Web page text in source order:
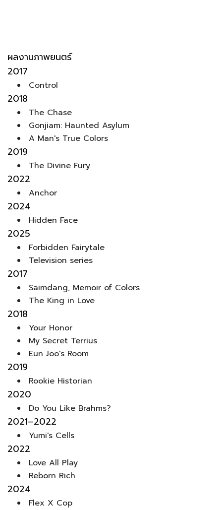
ผลงานภาพยนตร์
2017
Control
2018
The Chase
Gonjiam: Haunted Asylum
A Man's True Colors
2019
The Divine Fury
2022
Anchor
2024
Hidden Face
2025
Forbidden Fairytale
Television series
2017
Saimdang, Memoir of Colors
The King in Love
2018
Your Honor
My Secret Terrius
Eun Joo's Room
2019
Rookie Historian
2020
Do You Like Brahms?
2021–2022
Yumi's Cells
2022
Love All Play
Reborn Rich
2024
Flex X Cop